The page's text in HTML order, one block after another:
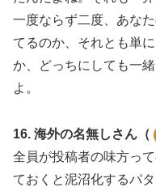
一度ならず二度、あな
てるのか、それとも単
か、どっちにしても一
よ。
16. 海外の名無しさん（
全員が投稿者の味方っ
ておくと泥沼化するパ